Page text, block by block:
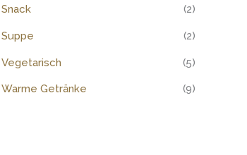
Snack (2)
Suppe (2)
Vegetarisch (5)
Warme Getränke (9)